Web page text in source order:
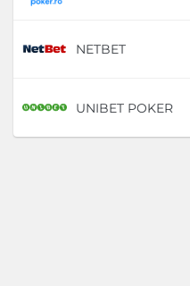
NETBET
UNIBET POKER